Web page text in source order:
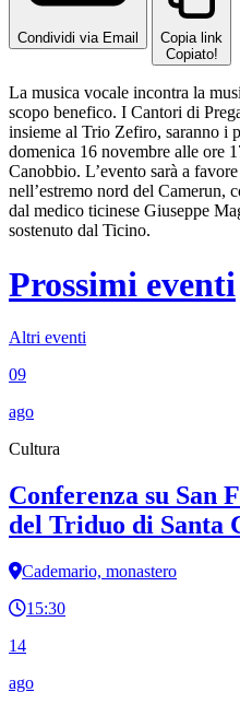
Condividi via Email
Copia link
Copiato!
La musica vocale incontra la
scopo benefico. I Cantori di
insieme al Trio Zefiro, saranno i
domenica 16 novembre alle ore
Canobbio. L’evento sarà a
nell’estremo nord del Camerun,
dal medico ticinese Giuseppe
sostenuto dal Ticino.
Prossimi eventi
Altri eventi
09
ago
Cultura
Conferenza su San
del Triduo di Santa
Cademario, monastero
15:30
14
ago